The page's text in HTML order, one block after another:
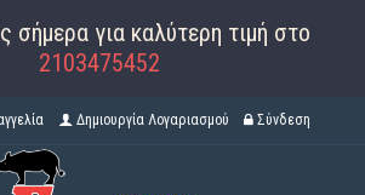
σήμερα για καλύτερη τιμή στο
2103475452
Δημιουργία Λογαριασμού Σύνδεση